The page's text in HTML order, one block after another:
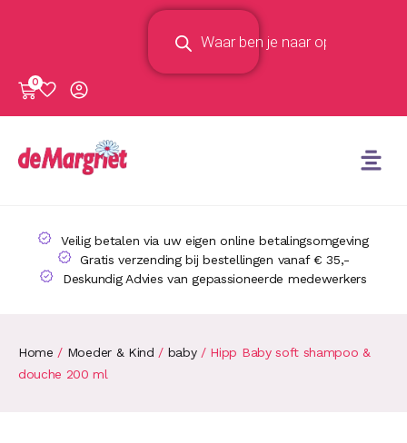
0
Veilig betalen via uw eigen online betalingsomgeving
Gratis verzending bij bestellingen vanaf € 35,-
Deskundig Advies van gepassioneerde medewerkers
Home / Moeder & Kind / baby/ Hipp Baby soft shampoo &
douche 200 ml